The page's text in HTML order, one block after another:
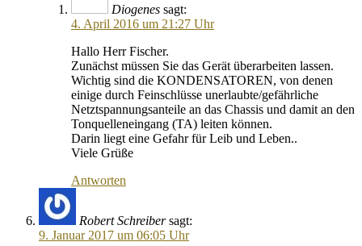
Diogenes sagt:
4. April 2016 um 21:27 Uhr
Hallo Herr Fischer.
Zunächst müssen Sie das Gerät überarbeiten lassen.
Wichtig sind die KONDENSATOREN, von denen
einige durch Feinschlüsse unerlaubte/gefährliche
Netztspannungsanteile an das Chassis und damit an den
Tonquelleneingang (TA) leiten können.
Darin liegt eine Gefahr für Leib und Leben..
Viele Grüße
Antworten
Robert Schreiber sagt:
9. Januar 2017 um 06:05 Uhr